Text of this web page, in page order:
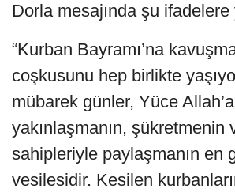
Dorla mesajında şu
“Kurban Bayramı’na
coşkusunu hep birlikte
mübarek günler, Yüce Allah’a
yakınlaşmanın, şükretmenin
sahipleriyle paylaşmanın en
vesilesidir. Kesilen